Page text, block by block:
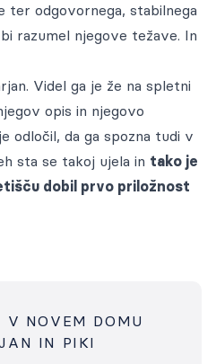
ter odgovornega, stabilnega
razumel njegove težave. In
Videl ga je že na spletni
opis in njegovo
odločil, da ga spozna tudi v
sta se takoj ujela in tako je
dobil prvo priložnost
V NOVEM DOMU
IN PIKI